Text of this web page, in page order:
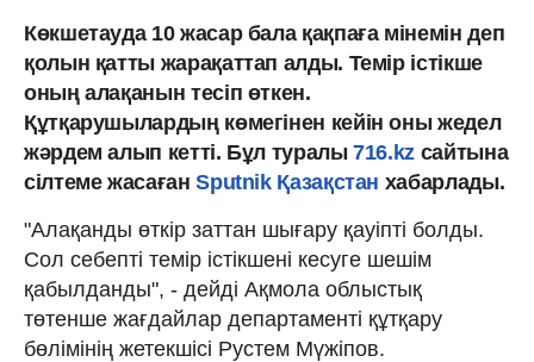
Көкшетауда 10 жасар бала қақпаға мінемін деп
қолын қатты жарақаттап алды. Темір істікше
оның алақанын тесіп өткен.
Құтқарушылардың көмегінен кейін оны жедел
жәрдем алып кетті. Бұл туралы716.kz сайтына
сілтеме жасаған Sputnik Қазақстан хабарлады.
"Алақанды өткір заттан шығару қауіпті болды.
Сол себепті темір істікшені кесуге шешім
қабылданды", - дейді Ақмола облыстық
төтенше жағдайлар департаменті құтқару
бөлімінің жетекшісі Рустем Мүжіпов.